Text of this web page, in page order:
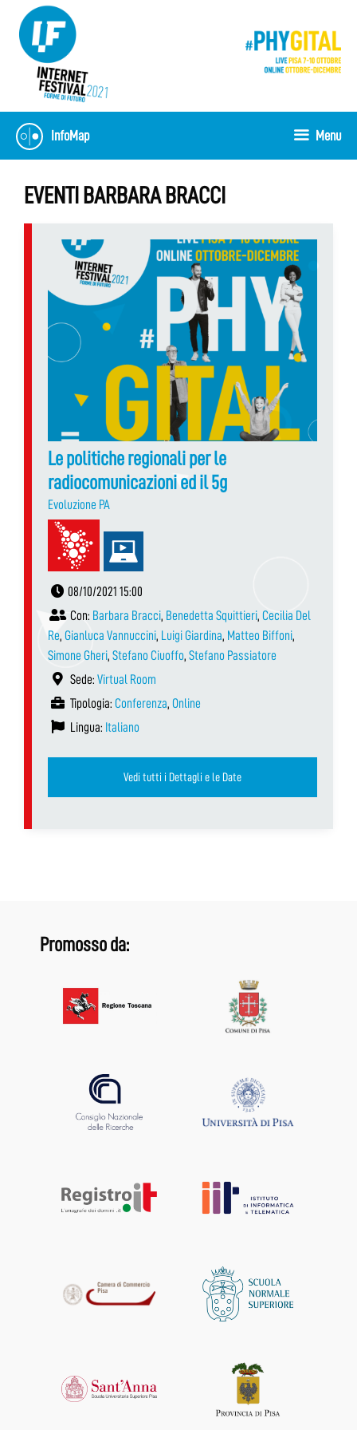
contenuto
InfoMap Menu
EVENTI BARBARA BRACCI
Le politiche regionali per le
radiocomunicazioni ed il 5g
Evoluzione PA
08/10/2021 15:00
Con: Barbara Bracci, Benedetta Squittieri, Cecilia Del
Re, Gianluca Vannuccini, Luigi Giardina, Matteo Biffoni,
Simone Gheri, Stefano Ciuoffo, Stefano Passiatore
Sede: Virtual Room
Tipologia: Conferenza, Online
Lingua: Italiano
Vedi tutti i Dettagli e le Date
Promosso da: